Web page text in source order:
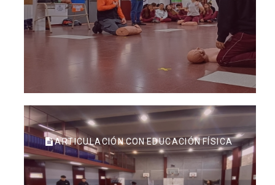
ARTICULACIÓN CON EDUCACIÓN FÍSICA